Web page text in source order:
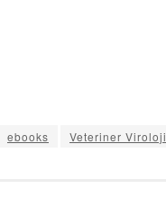
ebooks Veteriner Viroloji